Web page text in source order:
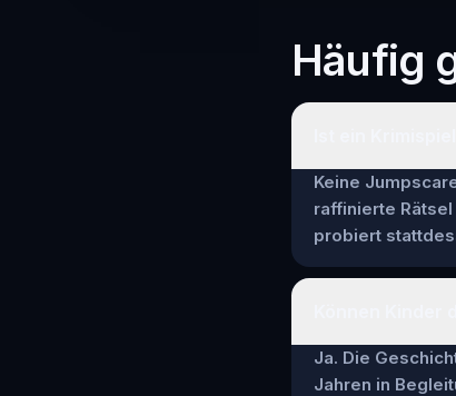
Häufig
Keine
raffinierte
probiert
Ja. Die
Jahren in